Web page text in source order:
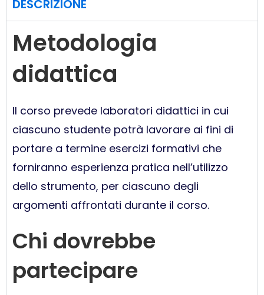
DESCRIZIONE
Metodologia
didattica
Il corso prevede laboratori didattici in cui
ciascuno studente potrà lavorare ai fini di
portare a termine esercizi formativi che
forniranno esperienza pratica nell’utilizzo
dello strumento, per ciascuno degli
argomenti affrontati durante il corso.
Chi dovrebbe
partecipare